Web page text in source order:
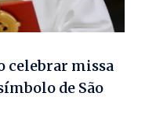
celebrar missa
de São